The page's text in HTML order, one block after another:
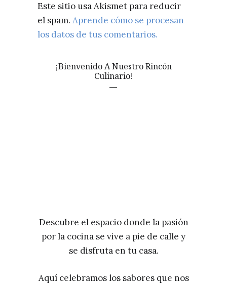
Este sitio usa Akismet para reducir
el spam. Aprende cómo se procesan
los datos de tus comentarios.
¡Bienvenido A Nuestro Rincón
Culinario!
Descubre el espacio donde la pasión
por la cocina se vive a pie de calle y
se disfruta en tu casa.
Aquí celebramos los sabores que nos